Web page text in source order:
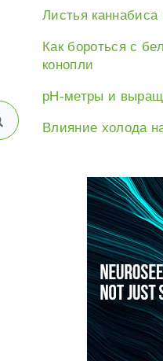
поиске:
Листья каннабиса
Как бороться с
конопли
рН-метры и
Влияние холода